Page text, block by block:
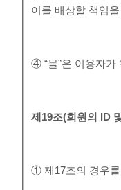
이를 배상할 책임
④ “몰”은 이용자가
제 19조(회원의 ID
① 제17조의 경우